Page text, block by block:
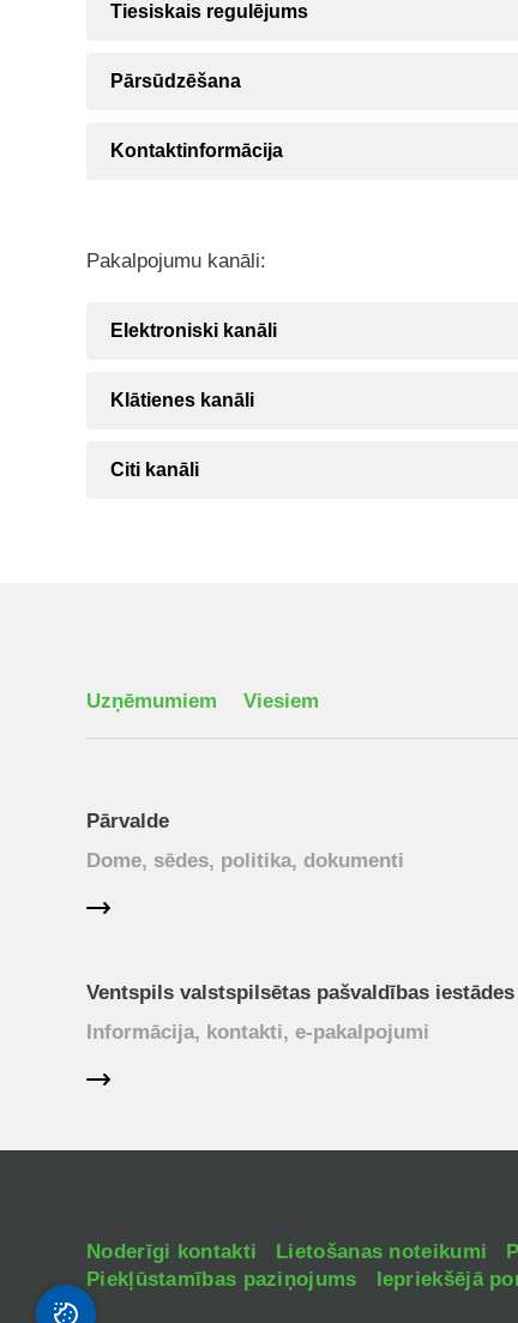
Tiesiskais regulējums
Pārsūdzēšana
Kontaktinformācija
Pakalpojumu kanāli:
Elektroniski kanāli
Klātienes kanāli
Citi kanāli
Uzņēmumiem Viesiem
Pārvalde
Dome, sēdes, politika, dokumenti
Ventspils valstspilsētas pašvaldības iestādes
Informācija, kontakti, e-pakalpojumi
Noderīgi kontakti Lietošanas noteikumi
Piekļūstamības paziņojums
Iepriekšējā